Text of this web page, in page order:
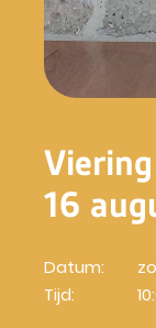
Viering
16
Datum:
Tijd: